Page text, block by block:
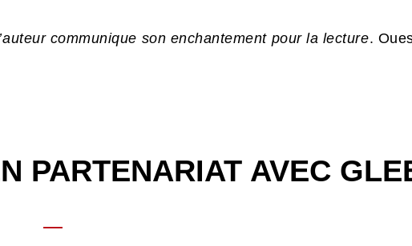
communique son enchantement pour la lecture.
PARTENARIAT AVEC